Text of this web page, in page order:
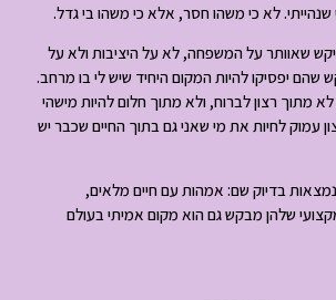
לא כי משהו חסר, אלא כי משהו בי גדל.
שאוותר על המשפחה, לא על היציבות ולא על
שהם יפסיקו להיות המקום היחיד שיש לי בו מרחב.
מתוך רצון לברוח, ולא מתוך חלום להיות מישהי
עמוק לחיות את מי שאני גם בתוך החיים שכבר יש
בדיוק שם: אמהות עם חיים מלאים,
שלהן מבקש גם הוא מקום אמיתי בעולם